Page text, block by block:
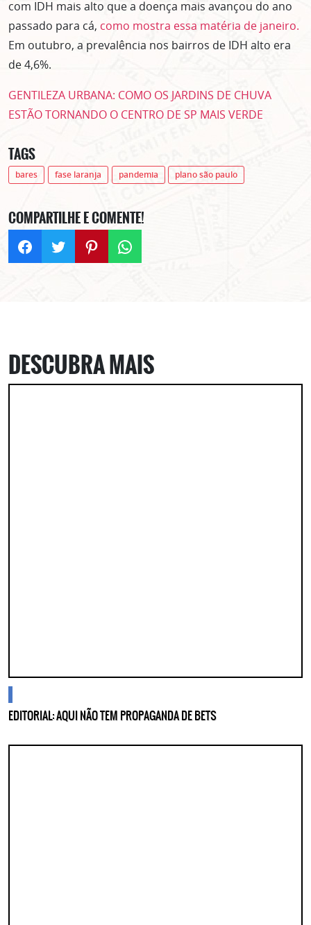
com IDH mais alto que a doença mais avançou do ano
passado para cá, como mostra essa matéria de janeiro.
Em outubro, a prevalência nos bairros de IDH alto era
de 4,6%.
GENTILEZA URBANA: COMO OS JARDINS DE CHUVA
ESTÃO TORNANDO O CENTRO DE SP MAIS VERDE
TAGS
bares fase laranja pandemia plano são paulo
COMPARTILHE E COMENTE!
DESCUBRA MAIS
EDITORIAL: AQUI NÃO TEM PROPAGANDA DE BETS
ASSINE GRATUITAMENTE
NOSSA NEWSLETTER!
CLIQUE AQUI
não mostrar mais esse popup